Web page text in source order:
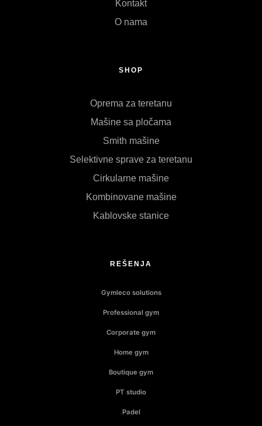
Kontakt
O nama
SHOP
Oprema za teretanu
Mašine sa pločama
Smith mašine
Selektivne sprave za teretanu
Cirkularne mašine
Kombinovane mašine
Kablovske stanice
REŠENJA
Gymleco solutions
Professional gym
Corporate gym
Home gym
Boutique gym
PT studio
Padel